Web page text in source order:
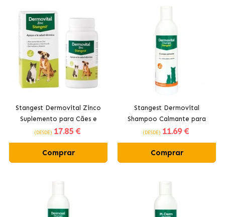
Stangest Dermovital Zinco
Suplemento para Cães e
Gatos
(DESDE) 17.85 €
Comprar
Stangest Dermovital
Shampoo Calmante para
Cães e Gatos
(DESDE) 11.69 €
Comprar